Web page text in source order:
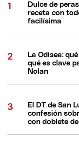
Dulce de
receta con
facilísima
La Odisea:
qué es clave
Nolan
El DT de San
confesión
con doblete